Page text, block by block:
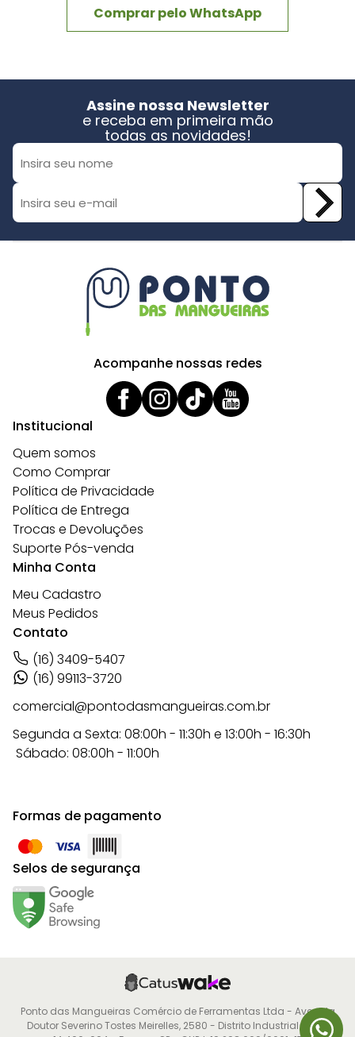
Comprar pelo WhatsApp
Assine nossa Newsletter
e receba em primeira mão
todas as novidades!
Acompanhe nossas redes
Institucional
Quem somos
Como Comprar
Política de Privacidade
Política de Entrega
Trocas e Devoluções
Suporte Pós-venda
Minha Conta
Meu Cadastro
Meus Pedidos
Contato
(16) 3409-5407
(16) 99113-3720
comercial@pontodasmangueiras.com.br
Segunda a Sexta: 08:00h - 11:30h e 13:00h - 16:30h
Sábado: 08:00h - 11:00h
Formas de pagamento
Selos de segurança
Ponto das Mangueiras Comércio de Ferramentas Ltda - Avenida
Doutor Severino Tostes Meirelles, 2580 - Distrito Industrial - CEP: